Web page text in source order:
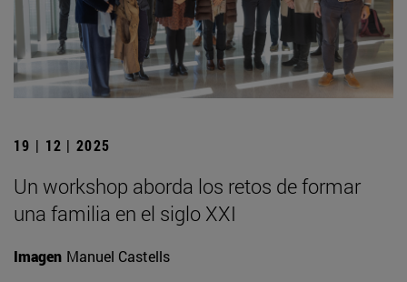
19 | 12 | 2025
Un workshop aborda los retos de formar
una familia en el siglo XXI
Imagen Manuel Castells